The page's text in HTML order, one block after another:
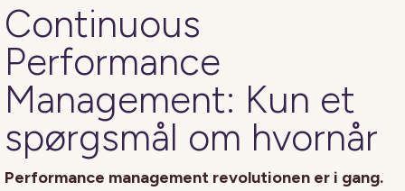
Continuous
Performance
Management: Kun et
spørgsmål om hvornår
Performance management revolutionen er i gang.